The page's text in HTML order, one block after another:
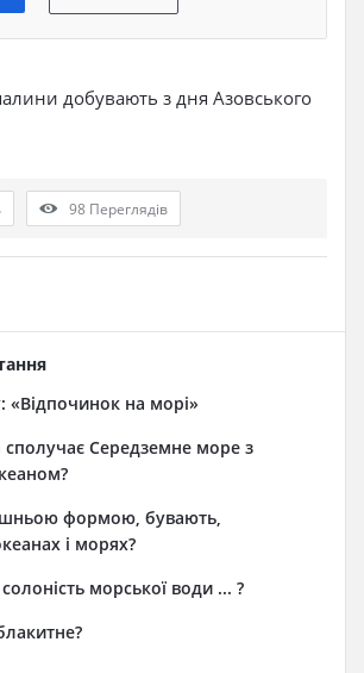
добувають з дня Азовського
98 Переглядів
«Відпочинок на морі»
сполучає Середземне море з
формою, бувають,
і морях?
морської води ... ?